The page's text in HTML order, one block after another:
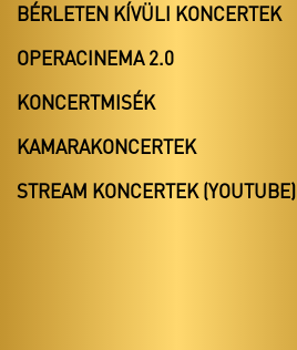
BÉRLETEN KÍVÜLI KONCERTEK
OPERACINEMA 2.0
KONCERTMISÉK
KAMARAKONCERTEK
STREAM KONCERTEK (YOUTUBE)